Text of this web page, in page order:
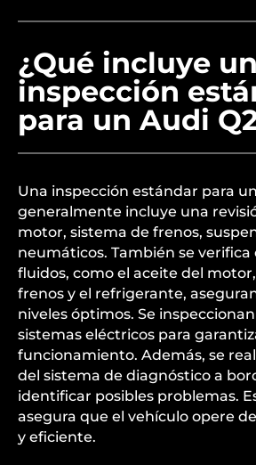
¿Qué incluye
inspección
para un Audi
Una inspección estándar para
generalmente incluye una
motor, sistema de frenos,
neumáticos. También se verifica
fluidos, como el aceite del
frenos y el refrigerante,
niveles óptimos. Se
sistemas eléctricos para
funcionamiento. Además, se
del sistema de diagnóstico a
identificar posibles problemas.
asegura que el vehículo opere
y eficiente.